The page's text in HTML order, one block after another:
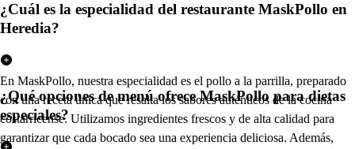
¿Cuál es la especialidad del restaurante MaskPollo en
Heredia?
En MaskPollo, nuestra especialidad es el pollo a la parrilla, preparado
con una receta única que resalta los sabores auténticos de la cocina
costarricense. Utilizamos ingredientes frescos y de alta calidad para
garantizar que cada bocado sea una experiencia deliciosa. Además,
¿Qué opciones de menú ofrece MaskPollo para dietas
especiales?